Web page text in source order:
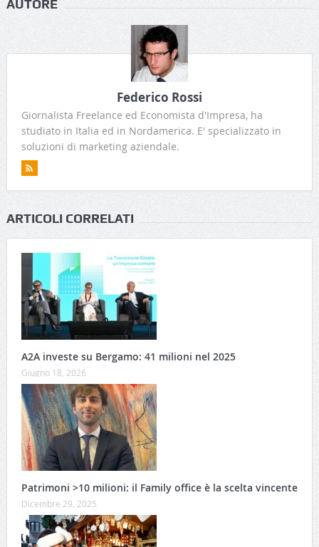
AUTORE
Federico Rossi
Giornalista Freelance ed Economista d'Impresa, ha
studiato in Italia ed in Nordamerica. E' specializzato in
soluzioni di marketing aziendale.
ARTICOLI CORRELATI
A2A investe su Bergamo: 41 milioni nel 2025
Giugno 18, 2026
Patrimoni >10 milioni: il Family office è la scelta vincente
Dicembre 29, 2025